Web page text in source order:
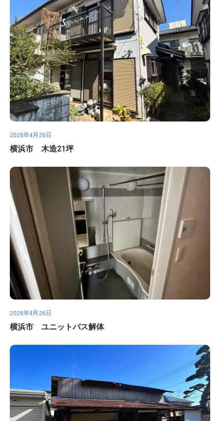
横浜市 木造21坪
2026年4月26日
横浜市 ユニットバス解体
2026年4月26日